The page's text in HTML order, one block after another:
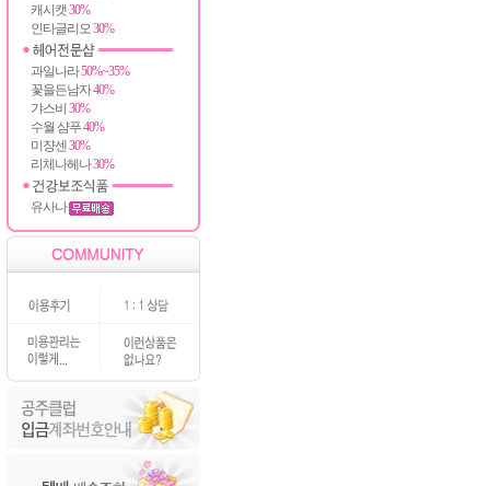
캐시캣30%
인타글리오30%
과일나라50%~35%
꽃을든남자40%
갸스비 30%
수월 샴푸40%
미쟝센30%
리체나헤나30%
유사나